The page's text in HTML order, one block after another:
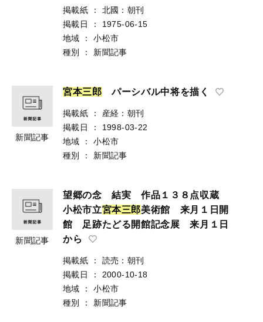
掲載紙 ：
北國：朝刊
掲載日
：
1975-06-15
地域
：
小松市
種別
： 新聞記事
新聞記事
宮本三 郎 パーシバル中将を描く
掲載紙 ：
産経：朝刊
掲載日
：
1998-03-22
地域
：
小松市
種別
： 新聞記事
新聞記事
望郷の念 結実 作品１３８点収蔵
小松市立宮本三郎美術館 来月１日開
館 足跡たどる開館記念展 来月１日
から
掲載紙 ：
読売：朝刊
掲載日
：
2000-10-18
地域
：
小松市
種別
： 新聞記事